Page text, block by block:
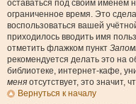
оставаться под своим именем
ограниченное время. Это
воспользоваться вашей
приходилось вводить имя
отметить флажком пункт
рекомендуется делать это на
библиотеке, интернет-кафе,
меня отсутствует, это значит,
Вернуться к началу